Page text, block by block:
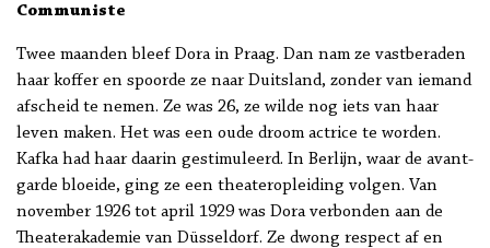
Communiste
Twee maanden bleef Dora in Praag. Dan nam ze vastberaden
haar koffer en spoorde ze naar Duitsland, zonder van iemand
afscheid te nemen. Ze was 26, ze wilde nog iets van haar
leven maken. Het was een oude droom actrice te worden.
Kafka had haar daarin gestimuleerd. In Berlijn, waar de avant-
garde bloeide, ging ze een theateropleiding volgen. Van
november 1926 tot april 1929 was Dora verbonden aan de
Theaterakademie van Düsseldorf. Ze dwong respect af en